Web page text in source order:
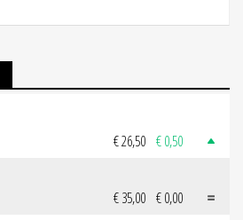
€ 26,50 € 0,50
€ 35,00 € 0,00